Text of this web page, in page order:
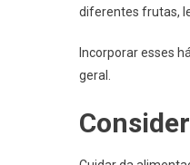
diferentes frutas,
Incorporar esses
geral.